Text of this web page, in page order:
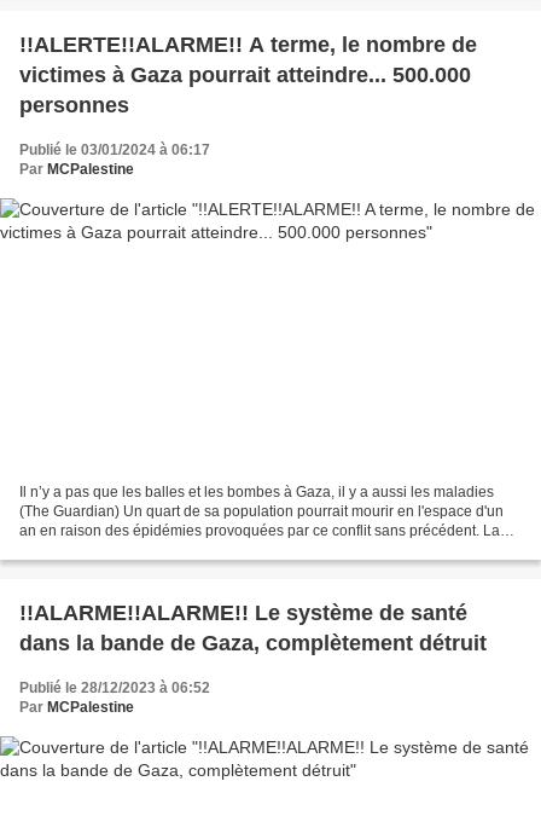
!!ALERTE!!ALARME!! A terme, le nombre de
victimes à Gaza pourrait atteindre... 500.000
personnes
Publié le 03/01/2024 à 06:17
Par MCPalestine
Il n’y a pas que les balles et les bombes à Gaza, il y a aussi les maladies
(The Guardian) Un quart de sa population pourrait mourir en l'espace d'un
an en raison des épidémies provoquées par ce conflit sans précédent. La
!!ALARME!!ALARME!! Le système de santé
dans la bande de Gaza, complètement détruit
Publié le 28/12/2023 à 06:52
Par MCPalestine